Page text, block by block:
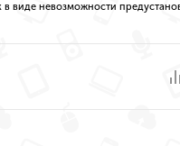
в виде невозможности